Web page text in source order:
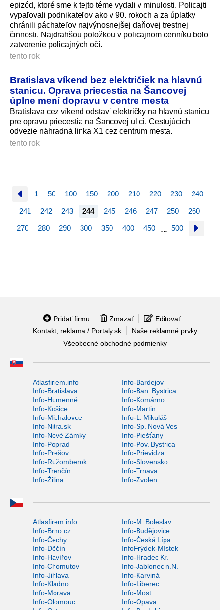
epizód, ktoré sme k tejto téme vydali v minulosti. Policajti
vypaľovali podnikateľov ako v 90. rokoch a za úplatky
chránili páchateľov najvýnosnejšej daňovej trestnej
činnosti. Najdrahšou položkou v policajnom cenníku bolo
zatvorenie policajných očí.
tento rok
Bratislava víkend bez električiek na hlavnú
stanicu. Oprava priecestia na Šancovej
úplne mení dopravu v centre mesta
Bratislava cez víkend odstaví električky na hlavnú stanicu
pre opravu priecestia na Šancovej ulici. Cestujúcich
odvezie náhradná linka X1 cez centrum mesta.
tento rok
1 50 100 150 200 210 220 230 240
241 242 243 244 245 246 247 250 260
270 280 290 300 350 400 450 … 500
Pridať firmu Zmazať
Editovať
Kontakt, reklama / Portaly.sk
Naše reklamné prvky
Všeobecné obchodné podmienky
Atlasfiriem.info
Info-Bardejov
Info-Bratislava
Info-Ban. Bystrica
Info-Humenné
Info-Komárno
Info-Košice
Info-Martin
Info-Michalovce
Info-L. Mikuláš
Info-Nitra.sk
Info-Sp. Nová Ves
Info-Nové Zámky
Info-Piešťany
Info-Poprad
Info-Pov. Bystrica
Info-Prešov
Info-Prievidza
Info-Ružomberok
Info-Slovensko
Info-Trenčín
Info-Trnava
Info-Žilina
Info-Zvolen
Atlasfirem.info
Info-M. Boleslav
Info-Brno.cz
Info-Budějovice
Info-Čechy
Info-Česká Lípa
Info-Děčín
InfoFrýdek-Místek
Info-Havířov
Info-Hradec Kr.
Info-Chomutov
Info-Jablonec n.N.
Info-Jihlava
Info-Karviná
Info-Kladno
Info-Liberec
Info-Morava
Info-Most
Info-Olomouc
Info-Opava